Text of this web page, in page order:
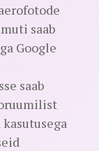
saab
Google
saab